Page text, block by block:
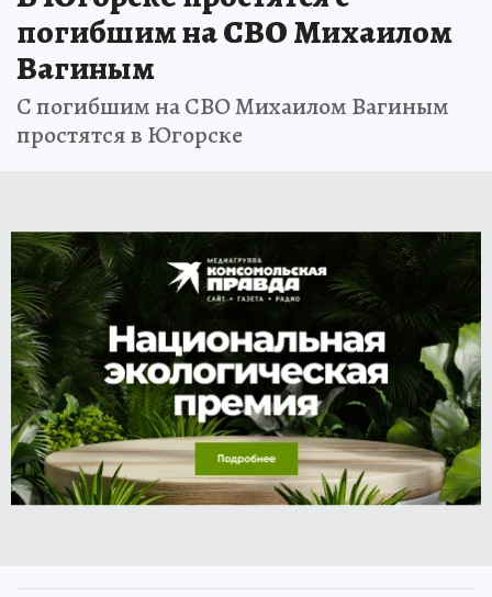
погибшим на СВО Михаилом
Вагиным
С погибшим на СВО Михаилом Вагиным
простятся в Югорске